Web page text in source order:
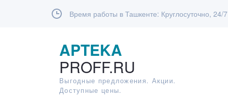
Время работы в Ташкенте: Круглосуточно, 24/7
APTEKA
PROFF.RU
Выгодные предложения. Акции.
Доступные цены.